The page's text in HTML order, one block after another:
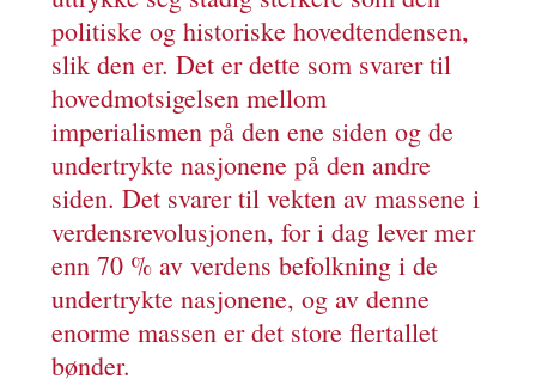
politiske og historiske hovedtendensen,
slik den er. Det er dette som svarer til
hovedmotsigelsen mellom
imperialismen på den ene siden og de
undertrykte nasjonene på den andre
siden. Det svarer til vekten av massene i
verdensrevolusjonen, for i dag lever mer
enn 70 % av verdens befolkning i de
undertrykte nasjonene, og av denne
enorme massen er det store flertallet
bønder.